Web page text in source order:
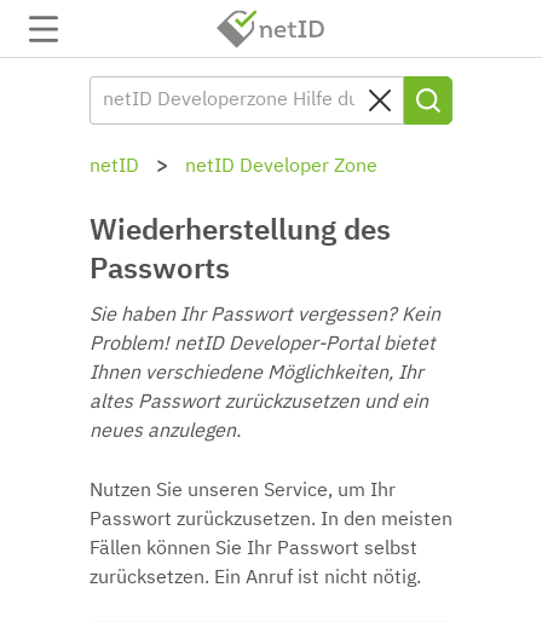
netID netID Developer Zone
Wiederherstellung des
Passworts
Sie haben Ihr Passwort vergessen? Kein
Problem! netID Developer-Portal bietet
Ihnen verschiedene Möglichkeiten, Ihr
altes Passwort zurückzusetzen und ein
neues anzulegen.
Nutzen Sie unseren Service, um Ihr
Passwort zurückzusetzen. In den meisten
Fällen können Sie Ihr Passwort selbst
zurücksetzen. Ein Anruf ist nicht nötig.